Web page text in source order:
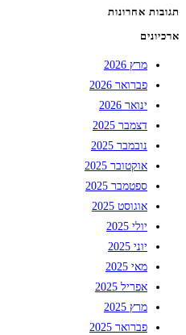
תגובות אחרונות
ארכיונים
מרץ 2026
פברואר 2026
ינואר 2026
דצמבר 2025
נובמבר 2025
אוקטובר 2025
ספטמבר 2025
אוגוסט 2025
יולי 2025
יוני 2025
מאי 2025
אפריל 2025
מרץ 2025
פברואר 2025